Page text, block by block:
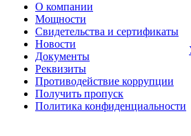
О компании
Мощности
Свидетельства и сертификаты
Новости
Документы
Реквизиты
Противодействие коррупции
Получить пропуск
Политика конфиденциальности